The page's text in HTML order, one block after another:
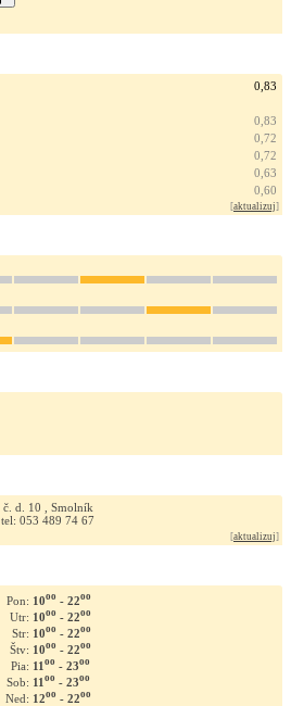
0,83
0,83
0,72
0,72
0,63
0,60
[aktualizuj]
č. d. 10 , Smolník
tel: 053 489 74 67
[aktualizuj]
Pon: 10oo- 22oo
Utr: 10oo- 22oo
Str: 10oo- 22oo
Štv: 10oo- 22oo
Pia: 11 oo- 23oo
Sob: 11 oo- 23oo
Ned: 12oo- 22oo